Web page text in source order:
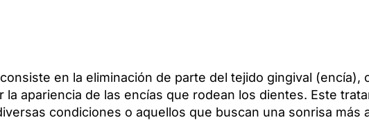
en la eliminación de parte del tejido gingival (encía),
apariencia de las encías que rodean los dientes. Este
condiciones o aquellos que buscan una sonrisa más